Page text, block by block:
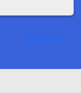
Ver mais